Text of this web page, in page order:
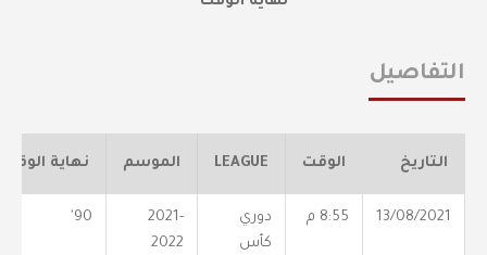
التفاصيل
التاريخ الوقت LEAGUE الموسم نهاية الوقت
13/08/2021 8:55 م
دوري
كأس
2021-
2022
90'